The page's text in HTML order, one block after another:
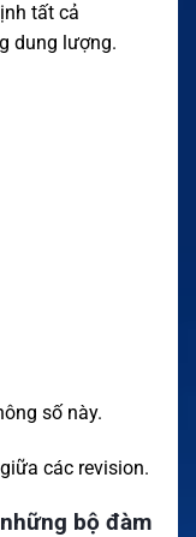
tất cả
dung lượng.
số này.
các revision.
bộ đàm